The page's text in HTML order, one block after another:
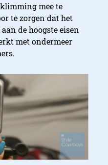
mee te
te zorgen dat het
de hoogste eisen
met ondermeer